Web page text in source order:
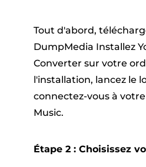
Tout d'abord,
DumpMedia Installez
Converter sur votre
l'installation, lancez le
connectez-vous à
Music.
Étape 2 : Choisissez